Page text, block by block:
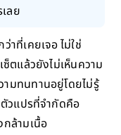
ลย
าที่เคยเจอ ไม่ใช่
ตแล้วยังไม่เห็นความ
ามทนทานอยู่โดยไม่รู้
ตัวแปรที่จำกัดคือ
กล้ามเนื้อ